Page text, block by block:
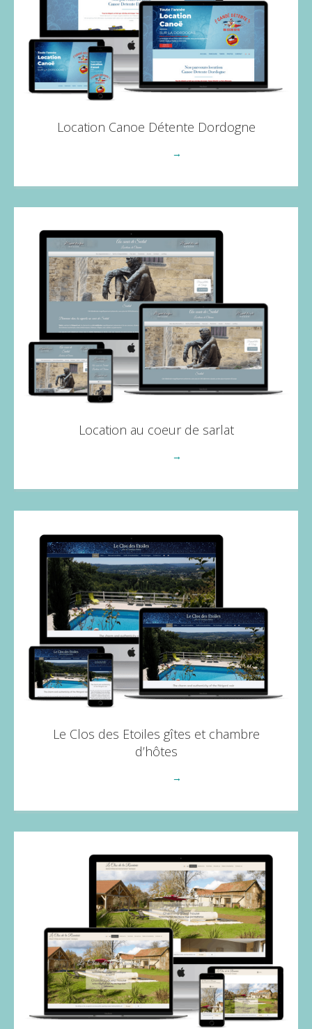
Location Canoe Détente Dordogne
→
Location au coeur de sarlat
→
Le Clos des Etoiles gîtes et chambre
d’hôtes
→